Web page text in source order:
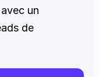
un
de